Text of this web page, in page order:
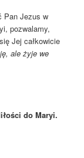
Pan Jezus w
pozwalamy,
Jej całkowicie
ale żyje we
do Maryi.